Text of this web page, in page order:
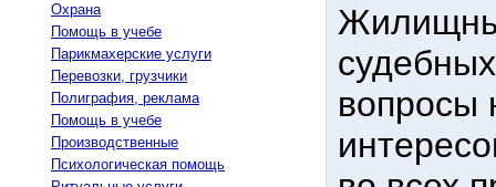
Охрана
Помощь в учебе
Парикмахерские услуги
Перевозки, грузчики
Полиграфия, реклама
Помощь в учебе
Производственные
Психологическая помощь
вопросы